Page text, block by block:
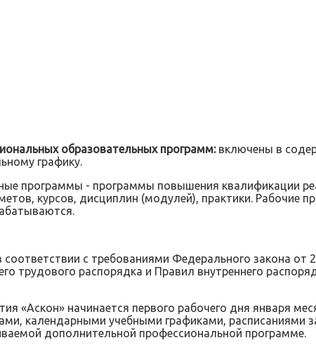
образовательных программ:включены в
графику.
программы - программы повышения квалификации
курсов, дисциплин (модулей), практики. Рабочие
с требованиями Федерального закона
трудового распорядка и Правил внутреннего
«Аскон» начинается первого рабочего дня января
календарными учебными графиками, расписаниями
дополнительной профессиональной программе.